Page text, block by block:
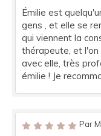
Émilie est
gens , et elle se
qui viennent la
thérapeute, et
avec elle, très
émilie ! Je
Par